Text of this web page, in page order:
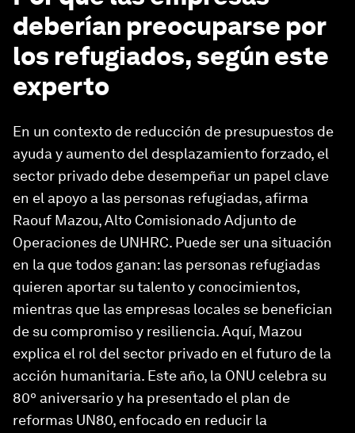
deberían preocuparse por
los refugiados, según este
experto
En un contexto de reducción de presupuestos de
ayuda y aumento del desplazamiento forzado, el
sector privado debe desempeñar un papel clave
en el apoyo a las personas refugiadas, afirma
Raouf Mazou, Alto Comisionado Adjunto de
Operaciones de UNHRC. Puede ser una situación
en la que todos ganan: las personas refugiadas
quieren aportar su talento y conocimientos,
mientras que las empresas locales se benefician
de su compromiso y resiliencia. Aquí, Mazou
explica el rol del sector privado en el futuro de la
acción humanitaria. Este año, la ONU celebra su
80º aniversario y ha presentado el plan de
reformas UN80, enfocado en reducir la